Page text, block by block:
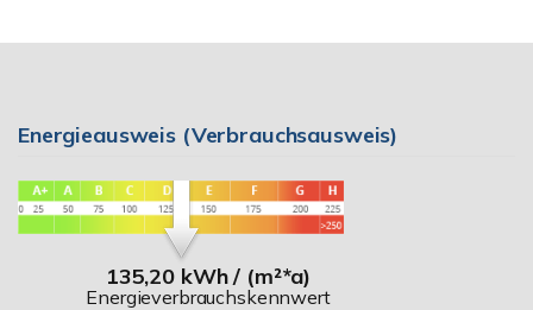
Energieausweis (Verbrauchsausweis)
135,20 kWh / (m²*a)
Energieverbrauchskennwert